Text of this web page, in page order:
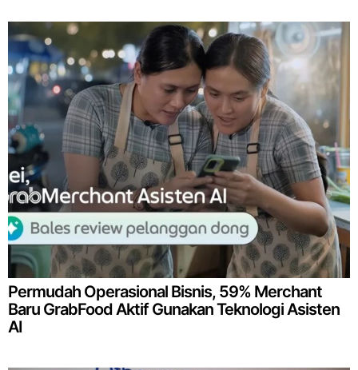
Permudah Operasional Bisnis, 59% Merchant
Baru GrabFood Aktif Gunakan Teknologi Asisten
AI